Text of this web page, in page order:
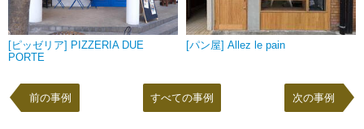
[ピッゼリア] PIZZERIA DUE
PORTE
[パン屋] Allez le pain
前の事例 次の事例
すべての事例